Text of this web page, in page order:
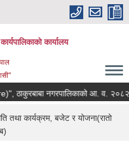
कार्यालय
नगरपालिकाको आ. व.
तथा कार्यक्रम, बजेट र योजना(रातो